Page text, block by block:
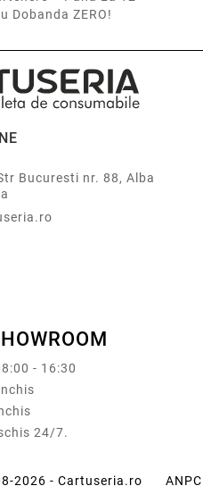
Dobanda ZERO!
Bucuresti nr. 88, Alba
- 16:30
24/7.
2026 - Cartuseria.ro ANPC